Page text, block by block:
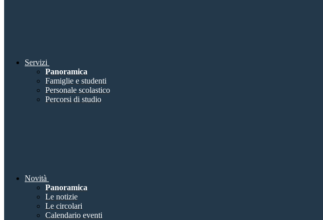
Servizi
Panoramica
Famiglie e studenti
Personale scolastico
Percorsi di studio
Novità
Panoramica
Le notizie
Le circolari
Calendario eventi